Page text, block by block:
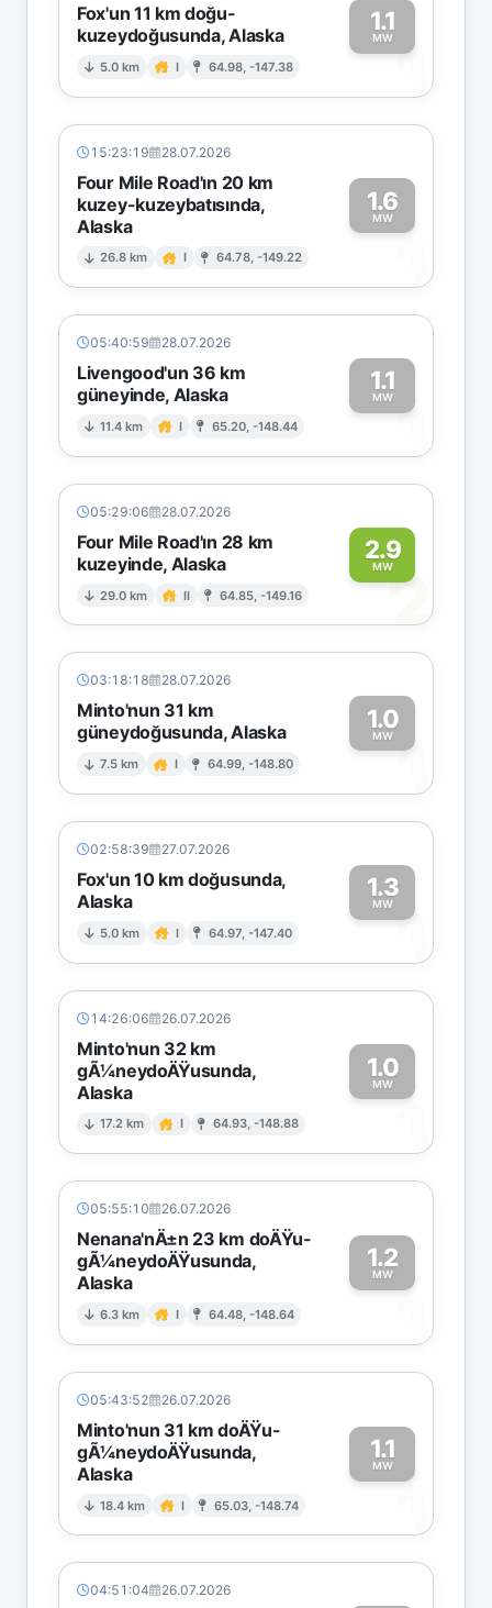
Fox'un 11 km doğu-
kuzeydoğusunda, Alaska
5.0 km I 64.98, -147.38
1.1
MW1
15:23:19 28.07.2026
Four Mile Road'ın 20 km
kuzey-kuzeybatısında,
Alaska
26.8 km I 64.78, -149.22
1.6
MW
1
05:40:59 28.07.2026
Livengood'un 36 km
güneyinde, Alaska
11.4 km I 65.20, -148.44
1.1
MW1
05:29:06 28.07.2026
Four Mile Road'ın 28 km
kuzeyinde, Alaska
29.0 km II 64.85, -149.16
2.9
MW2
03:18:18 28.07.2026
Minto'nun 31 km
güneydoğusunda, Alaska
7.5 km I 64.99, -148.80
1.0
MW1
02:58:39 27.07.2026
Fox'un 10 km doğusunda,
Alaska
5.0 km I 64.97, -147.40
1.3
MW1
14:26:06 26.07.2026
Minto'nun 32 km
gÃ¼neydoÄŸusunda,
Alaska
17.2 km I 64.93, -148.88
1.0
MW
1
05:55:10 26.07.2026
Nenana'nÄ±n 23 km doÄŸu-
gÃ¼neydoÄŸusunda,
Alaska
6.3 km I 64.48, -148.64
1.2
MW
1
05:43:52 26.07.2026
Minto'nun 31 km doÄŸu-
gÃ¼neydoÄŸusunda,
Alaska
18.4 km I 65.03, -148.74
1.1
MW
1
04:51:04 26.07.2026